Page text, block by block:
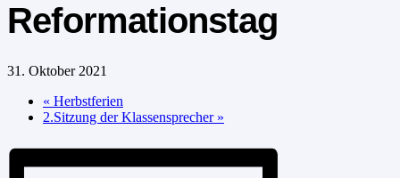
Reformationstag
31. Oktober 2021
« Herbstferien
2.Sitzung der Klassensprecher »